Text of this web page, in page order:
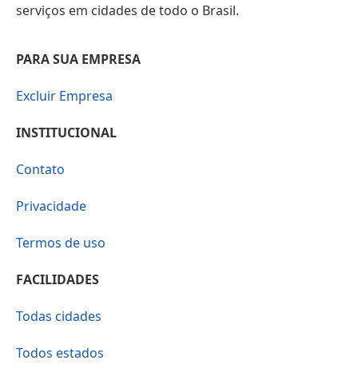
serviços em cidades de todo o Brasil.
PARA SUA EMPRESA
Excluir Empresa
INSTITUCIONAL
Contato
Privacidade
Termos de uso
FACILIDADES
Todas cidades
Todos estados